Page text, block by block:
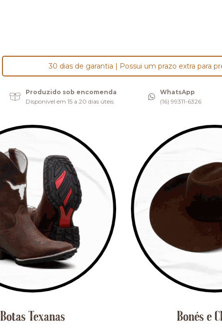
30 dias de garantia | Possui um prazo extra para
Produzido sob encomenda
Disponível em 15 a 20 dias úteis
WhatsApp
(16) 99311-6326
Botas Texanas Bonés e